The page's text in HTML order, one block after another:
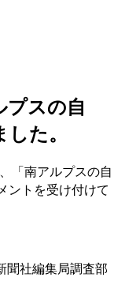
プスの自
た。
「南アルプスの自
ントを受け付けて
社編集局調査部